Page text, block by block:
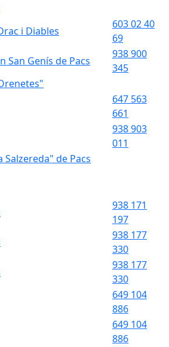
i Diables
603 02 40
69
San Genís de Pacs
938 900
345
647 563
661
938 903
011
Salzereda" de Pacs
938 171
197
938 177
330
938 177
330
649 104
886
649 104
886